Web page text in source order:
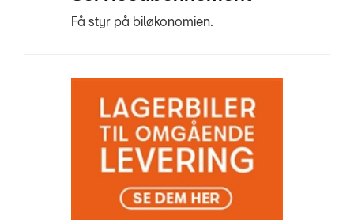
Få styr på biløkonomien.